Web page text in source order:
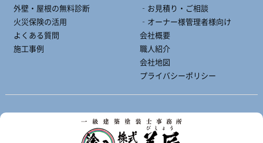
外壁・屋根の無料診断
火災保険の活用
よくある質問
施工事例
‐お見積り・ご相談
‐オーナー様管理者様向け
会社概要
職人紹介
会社地図
プライバシーポリシー